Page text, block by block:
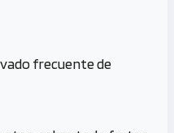
frecuente de